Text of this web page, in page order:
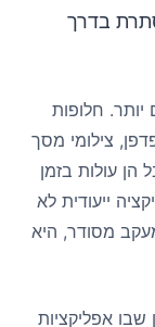
בדרך
חלופות
צילומי מסך
הן עולות בזמן
ייעודית לא
מסודר, היא
אפליקציות